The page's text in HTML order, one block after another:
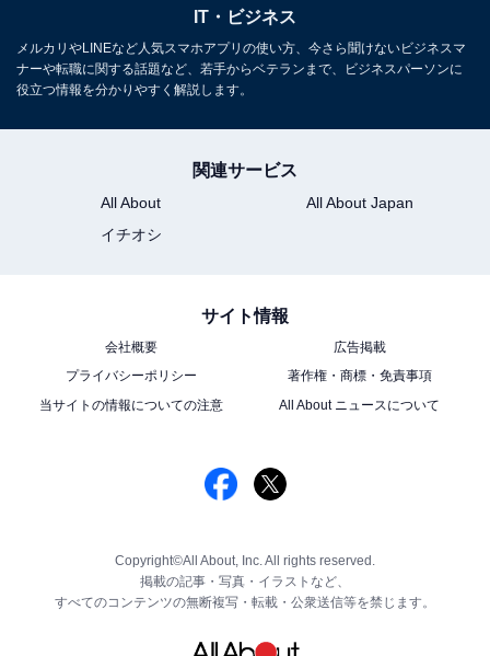
IT・ビジネス
メルカリやLINEなど人気スマホアプリの使い方、今さら聞けないビジネスマ
ナーや転職に関する話題など、若手からベテランまで、ビジネスパーソンに
役立つ情報を分かりやすく解説します。
関連サービス
All About
All About Japan
イチオシ
サイト情報
会社概要
広告掲載
プライバシーポリシー
著作権・商標・免責事項
当サイトの情報についての注意
All About ニュースについて
Copyright©All About, Inc. All rights reserved.
掲載の記事・写真・イラストなど、
すべてのコンテンツの無断複写・転載・公衆送信等を禁じます。